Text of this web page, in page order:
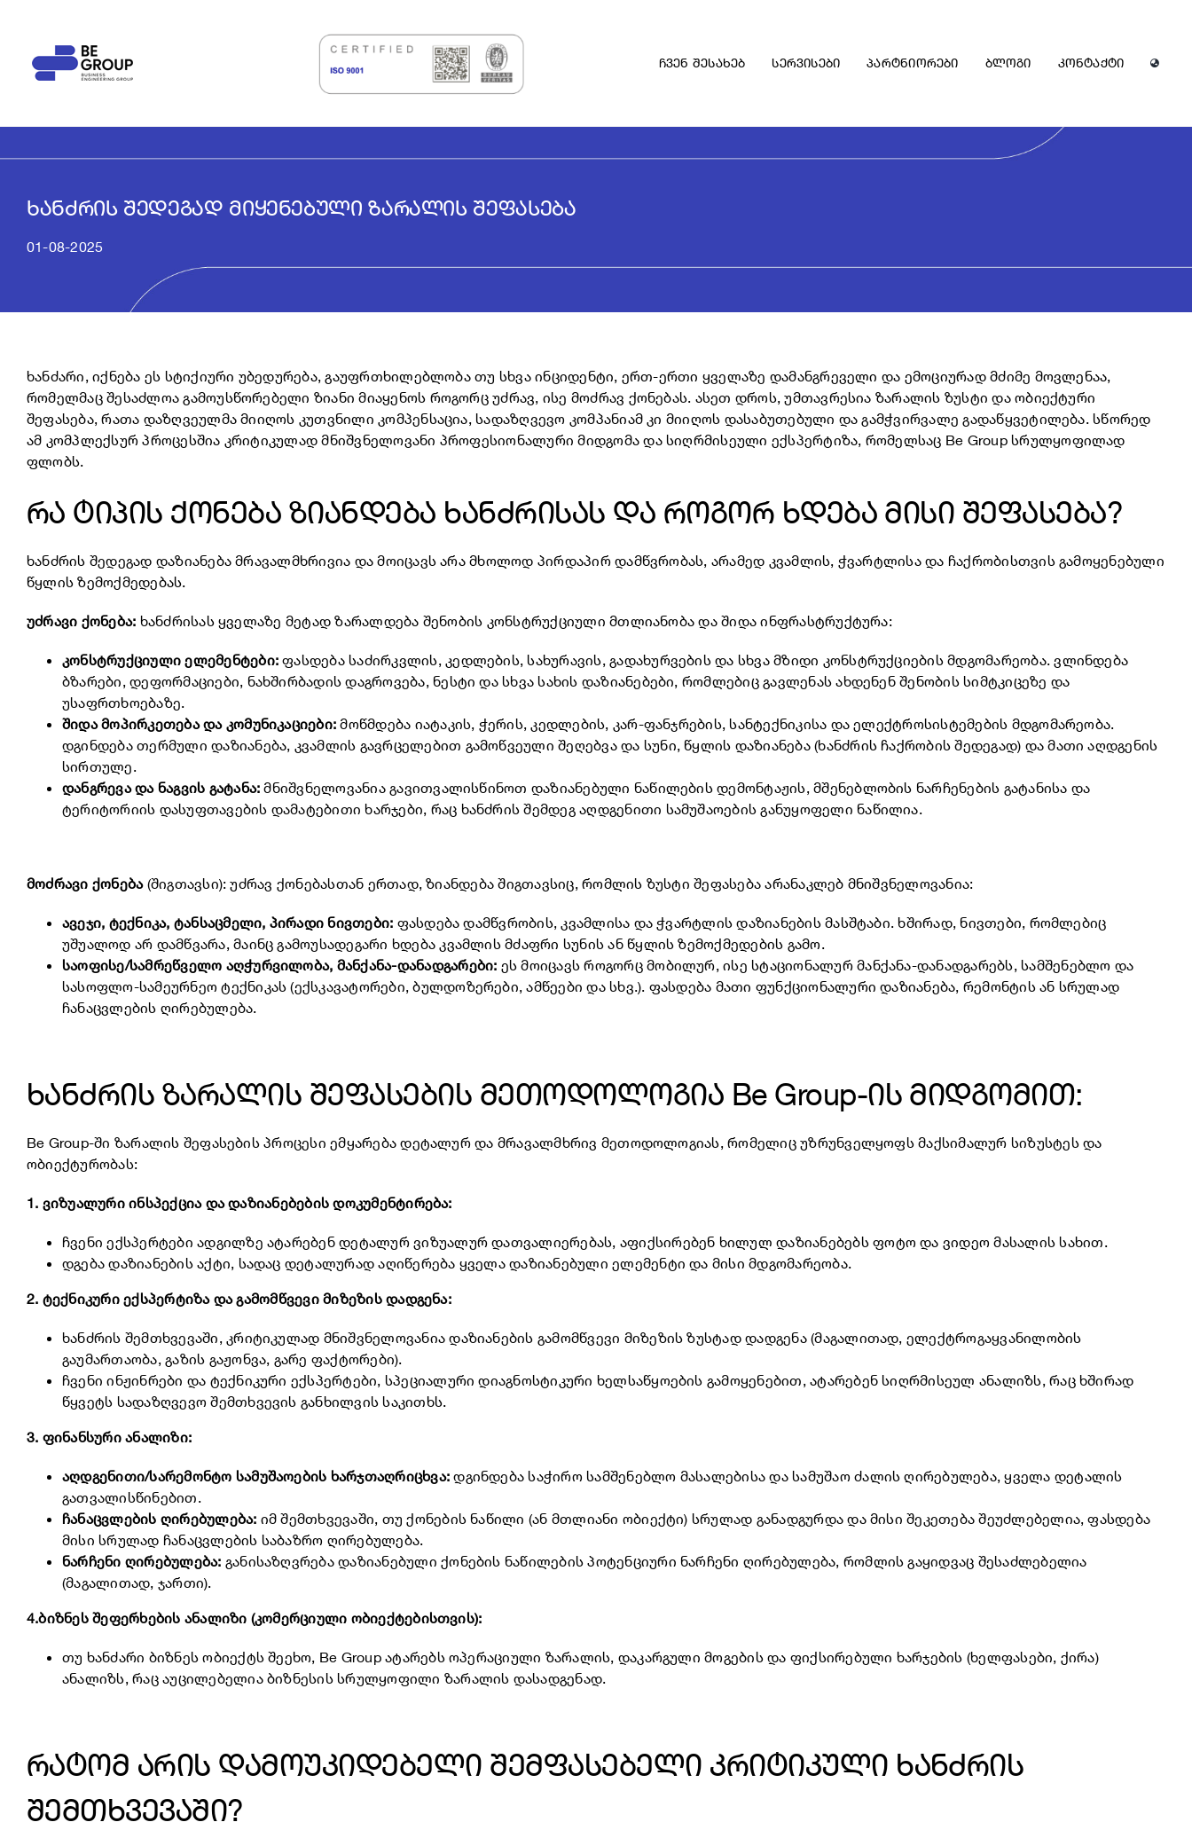
content
ჩვენ შესახებ სერვისები პარტნიორები ბლოგი კონტაქტი
ᲮᲐᲜᲫᲠᲘᲡ ᲨᲔᲓᲔᲒᲐᲓ ᲛᲘᲧᲔᲜᲔᲑᲣᲚᲘ ᲖᲐᲠᲐᲚᲘᲡ ᲨᲔᲤᲐᲡᲔᲑᲐ
01-08-2025
ხანძარი, იქნება ეს სტიქიური უბედურება, გაუფრთხილებლობა თუ სხვა ინციდენტი, ერთ-ერთი ყველაზე დამანგრეველი და ემოციურად მძიმე მოვლენაა,
რომელმაც შესაძლოა გამოუსწორებელი ზიანი მიაყენოს როგორც უძრავ, ისე მოძრავ ქონებას. ასეთ დროს, უმთავრესია ზარალის ზუსტი და ობიექტური
შეფასება, რათა დაზღვეულმა მიიღოს კუთვნილი კომპენსაცია, სადაზღვევო კომპანიამ კი მიიღოს დასაბუთებული და გამჭვირვალე გადაწყვეტილება. სწორედ
ამ კომპლექსურ პროცესშია კრიტიკულად მნიშვნელოვანი პროფესიონალური მიდგომა და სიღრმისეული ექსპერტიზა, რომელსაც Be Group სრულყოფილად
ფლობს.
რა ტიპის ქონება ზიანდება ხანძრისას და როგორ ხდება მისი შეფასება?
ხანძრის შედეგად დაზიანება მრავალმხრივია და მოიცავს არა მხოლოდ პირდაპირ დამწვრობას, არამედ კვამლის, ჭვარტლისა და ჩაქრობისთვის გამოყენებული
წყლის ზემოქმედებას.
უძრავი ქონება: ხანძრისას ყველაზე მეტად ზარალდება შენობის კონსტრუქციული მთლიანობა და შიდა ინფრასტრუქტურა:
კონსტრუქციული ელემენტები:ფასდება საძირკვლის, კედლების, სახურავის, გადახურვების და სხვა მზიდი კონსტრუქციების მდგომარეობა. ვლინდება
ბზარები, დეფორმაციები, ნახშირბადის დაგროვება, ნესტი და სხვა სახის დაზიანებები, რომლებიც გავლენას ახდენენ შენობის სიმტკიცეზე და
უსაფრთხოებაზე.
შიდა მოპირკეთება და კომუნიკაციები: მოწმდება იატაკის, ჭერის, კედლების, კარ-ფანჯრების, სანტექნიკისა და ელექტროსისტემების მდგომარეობა.
დგინდება თერმული დაზიანება, კვამლის გავრცელებით გამოწვეული შეღებვა და სუნი, წყლის დაზიანება (ხანძრის ჩაქრობის შედეგად) და მათი აღდგენის
სირთულე.
დანგრევა და ნაგვის გატანა: მნიშვნელოვანია გავითვალისწინოთ დაზიანებული ნაწილების დემონტაჟის, მშენებლობის ნარჩენების გატანისა და
ტერიტორიის დასუფთავების დამატებითი ხარჯები, რაც ხანძრის შემდეგ აღდგენითი სამუშაოების განუყოფელი ნაწილია.
მოძრავი ქონება(შიგთავსი): უძრავ ქონებასთან ერთად, ზიანდება შიგთავსიც, რომლის ზუსტი შეფასება არანაკლებ მნიშვნელოვანია:
ავეჯი, ტექნიკა, ტანსაცმელი, პირადი ნივთები: ფასდება დამწვრობის, კვამლისა და ჭვარტლის დაზიანების მასშტაბი. ხშირად, ნივთები, რომლებიც
უშუალოდ არ დამწვარა, მაინც გამოუსადეგარი ხდება კვამლის მძაფრი სუნის ან წყლის ზემოქმედების გამო.
საოფისე/სამრეწველო აღჭურვილობა, მანქანა-დანადგარები: ეს მოიცავს როგორც მობილურ, ისე სტაციონალურ მანქანა-დანადგარებს, სამშენებლო და
სასოფლო-სამეურნეო ტექნიკას (ექსკავატორები, ბულდოზერები, ამწეები და სხვ.). ფასდება მათი ფუნქციონალური დაზიანება, რემონტის ან სრულად
ჩანაცვლების ღირებულება.
ხანძრის ზარალის შეფასების მეთოდოლოგია Be Group-ის მიდგომით:
Be Group-ში ზარალის შეფასების პროცესი ემყარება დეტალურ და მრავალმხრივ მეთოდოლოგიას, რომელიც უზრუნველყოფს მაქსიმალურ სიზუსტეს და
ობიექტურობას:
1. ვიზუალური ინსპექცია და დაზიანებების დოკუმენტირება:
ჩვენი ექსპერტები ადგილზე ატარებენ დეტალურ ვიზუალურ დათვალიერებას, აფიქსირებენ ხილულ დაზიანებებს ფოტო და ვიდეო მასალის სახით.
დგება დაზიანების აქტი, სადაც დეტალურად აღიწერება ყველა დაზიანებული ელემენტი და მისი მდგომარეობა.
2. ტექნიკური ექსპერტიზა და გამომწვევი მიზეზის დადგენა:
ხანძრის შემთხვევაში, კრიტიკულად მნიშვნელოვანია დაზიანების გამომწვევი მიზეზის ზუსტად დადგენა (მაგალითად, ელექტროგაყვანილობის
გაუმართაობა, გაზის გაჟონვა, გარე ფაქტორები).
ჩვენი ინჟინრები და ტექნიკური ექსპერტები, სპეციალური დიაგნოსტიკური ხელსაწყოების გამოყენებით, ატარებენ სიღრმისეულ ანალიზს, რაც ხშირად
წყვეტს სადაზღვევო შემთხვევის განხილვის საკითხს.
3. ფინანსური ანალიზი:
აღდგენითი/სარემონტო სამუშაოების ხარჯთაღრიცხვა: დგინდება საჭირო სამშენებლო მასალებისა და სამუშაო ძალის ღირებულება, ყველა დეტალის
გათვალისწინებით.
ჩანაცვლების ღირებულება: იმ შემთხვევაში, თუ ქონების ნაწილი (ან მთლიანი ობიექტი) სრულად განადგურდა და მისი შეკეთება შეუძლებელია, ფასდება
მისი სრულად ჩანაცვლების საბაზრო ღირებულება.
ნარჩენი ღირებულება: განისაზღვრება დაზიანებული ქონების ნაწილების პოტენციური ნარჩენი ღირებულება, რომლის გაყიდვაც შესაძლებელია
(მაგალითად, ჯართი).
4.ბიზნეს შეფერხების ანალიზი (კომერციული ობიექტებისთვის):
თუ ხანძარი ბიზნეს ობიექტს შეეხო, Be Group ატარებს ოპერაციული ზარალის, დაკარგული მოგების და ფიქსირებული ხარჯების (ხელფასები, ქირა)
ანალიზს, რაც აუცილებელია ბიზნესის სრულყოფილი ზარალის დასადგენად.
რატომ არის დამოუკიდებელი შემფასებელი კრიტიკული ხანძრის
შემთხვევაში?